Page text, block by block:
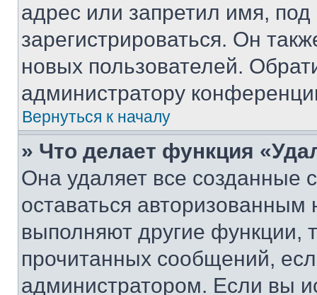
адрес или запретил имя,
зарегистрироваться. Он
новых пользователей.
администратору
Вернуться к началу
» Что делает функция
Она удаляет все созданные
оставаться
выполняют другие функции,
прочитанных сообщений,
администратором. Если вы